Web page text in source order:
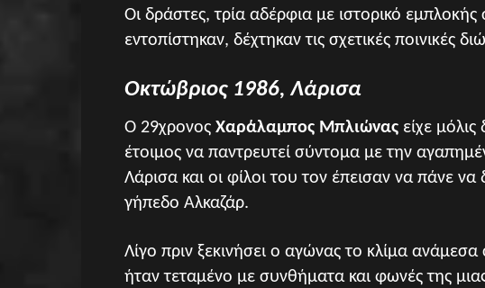
Οι δράστες, τρία αδέρφια με ιστορικό εμπλοκής
εντοπίστηκαν, δέχτηκαν τις σχετικές ποινικές
Οκτώβριος 1986, Λάρισα
Ο 29χρονος Χαράλαμπος Μπλιώνας είχε μόλις
έτοιμος να παντρευτεί σύντομα με την
Λάρισα και οι φίλοι του τον έπεισαν να πάνε
γήπεδο Αλκαζάρ.
Λίγο πριν ξεκινήσει ο αγώνας το κλίμα
ήταν τεταμένο με συνθήματα και φωνές της